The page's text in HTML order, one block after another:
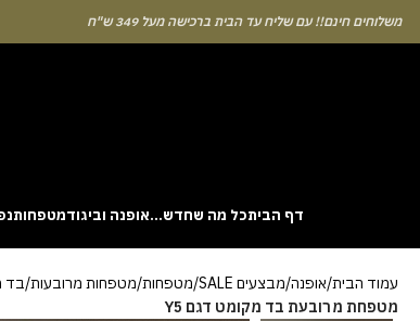
חינם!! עם שליח עד הבית ברכישה מעל 349 ש"ח
דף הביתכל מה שחדש…אופנה וביגודמטפחות
is to use the Aviator demo mode and familiarise yourself
long sessions. Reading these guides often reveals how the
עמוד הבית אופנה מבצעים SALE מטפחות מטפחות מרובעות בד
מטפחת מרובעת בד מקומט דגם Y5